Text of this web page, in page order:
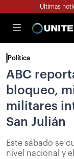
Últimas
Política
ABC
bloqueo,
militares
San Julián
Este sábado se
nivel nacional y